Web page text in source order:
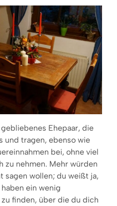
Ehepaar, die
und tragen, ebenso wie
bei, ohne viel
zu nehmen. Mehr würden
sagen wollen; du weißt ja,
ein wenig
finden, über die du dich